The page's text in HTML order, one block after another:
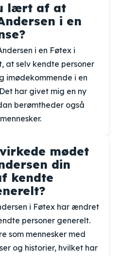
lært af at
i en
i en Føtex i
at selv kendte personer
imødekommende i en
har givet mig en ny
berømtheder også
mødet
din
kendte
i Føtex har ændret
personer generelt.
som mennesker med
og historier, hvilket har